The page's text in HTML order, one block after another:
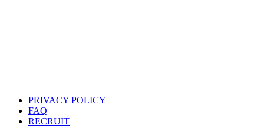
PRIVACY POLICY
FAQ
RECRUIT